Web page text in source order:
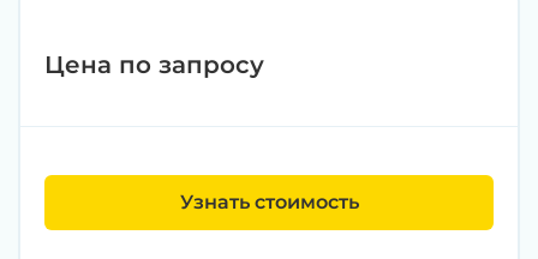
Цена по запросу
Узнать стоимость